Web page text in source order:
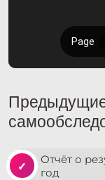
Предыдущие
Отчёт о
год